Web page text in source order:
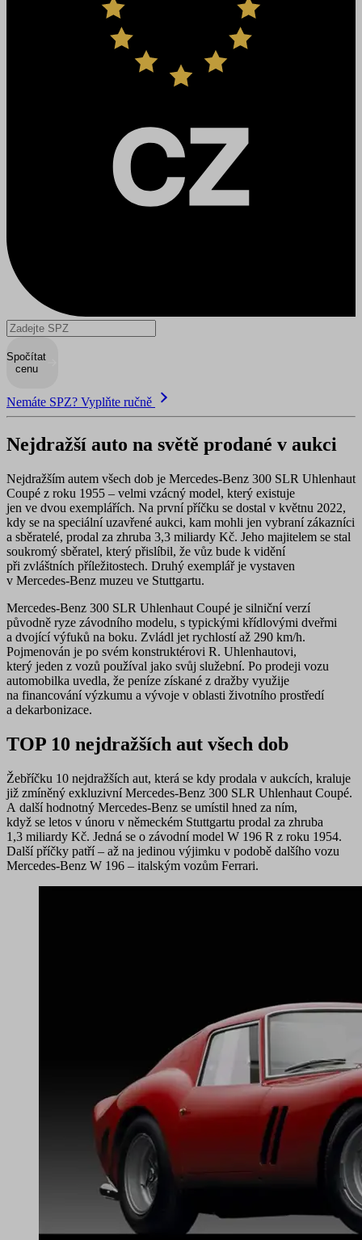
Spočítat
cenu
Nemáte SPZ? Vyplňte ručně
Nejdražší auto na světě prodané v aukci
Nejdražším autem všech dob je Mercedes-Benz 300 SLR Uhlenhaut
Coupé z roku 1955 – velmi vzácný model, který existuje
jen ve dvou exemplářích. Na první příčku se dostal v květnu 2022,
kdy se na speciální uzavřené aukci, kam mohli jen vybraní zákazníci
a sběratelé, prodal za zhruba 3,3 miliardy Kč. Jeho majitelem se stal
soukromý sběratel, který přislíbil, že vůz bude k vidění
při zvláštních příležitostech. Druhý exemplář je vystaven
v Mercedes-Benz muzeu ve Stuttgartu.
Mercedes-Benz 300 SLR Uhlenhaut Coupé je silniční verzí
původně ryze závodního modelu, s typickými křídlovými dveřmi
a dvojící výfuků na boku. Zvládl jet rychlostí až 290 km/h.
Pojmenován je po svém konstruktérovi R. Uhlenhautovi,
který jeden z vozů používal jako svůj služební. Po prodeji vozu
automobilka uvedla, že peníze získané z dražby využije
na financování výzkumu a vývoje v oblasti životního prostředí
a dekarbonizace.
TOP 10 nejdražších aut všech dob
Žebříčku 10 nejdražších aut, která se kdy prodala v aukcích, kraluje
již zmíněný exkluzivní Mercedes-Benz 300 SLR Uhlenhaut Coupé.
A další hodnotný Mercedes-Benz se umístil hned za ním,
když se letos v únoru v německém Stuttgartu prodal za zhruba
1,3 miliardy Kč. Jedná se o závodní model W 196 R z roku 1954.
Další příčky patří – až na jedinou výjimku v podobě dalšího vozu
Mercedes-Benz W 196 – italským vozům Ferrari.